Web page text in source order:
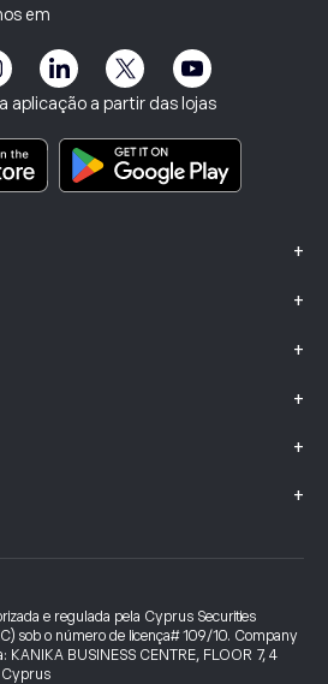
em
aplicação a partir das lojas
+
+
+
+
+
informativos
(Clientes FCA)
+
e regulada pela Cyprus Securities
sob o número de licença# 109/10. Company
KANIKA BUSINESS CENTRE, FLOOR 7, 4
Cyprus